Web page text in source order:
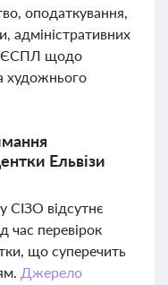
оподаткування,
адміністративних
ЄСПЛ щодо
художнього
Ельвізи
СІЗО відсутнє
час перевірок
що суперечить
Джерело